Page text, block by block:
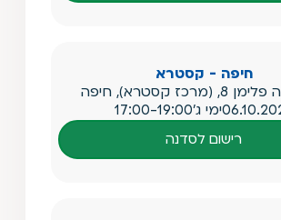
חיפה - קסטרא
קסטרא), חיפה
ימי ג'17:00-19:00
רישום לסדנה